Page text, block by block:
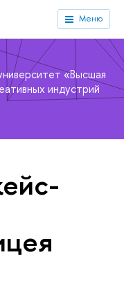
Меню
«Высшая
индустрий